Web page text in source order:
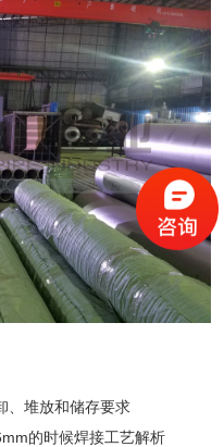
、堆放和储存要求
的时候焊接工艺解析